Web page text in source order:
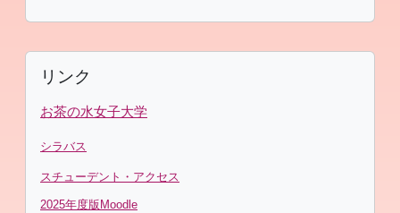
補助ブロック
リンク をスキップする
リンク
お茶の水女子大学
シラバス
スチューデント・アクセス
2025年度版Moodle